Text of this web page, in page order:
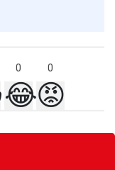
0 0
😂😡